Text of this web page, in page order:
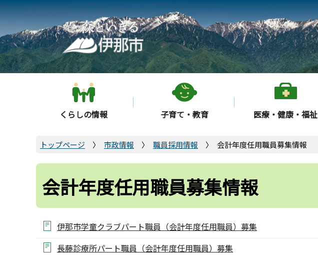
こ
の
ペ
ー
ジ
の
くらしの情報 子育て・教育 医療・健康・福祉
トップページ 市政情報 職員採用情報 会計年度任用職員募集情報
会計年度任用職員募集情報
伊那市学童クラブパート職員（会計年度任用職員）募集
長藤診療所パート職員（会計年度任用職員）募集